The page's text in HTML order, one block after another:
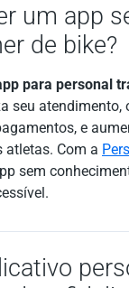
um app
de bike?
para personal
seu atendimento,
e
atletas. Com a
sem